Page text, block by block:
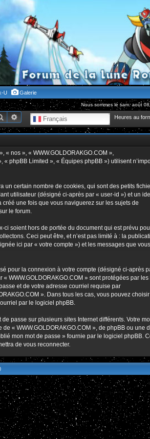
U Galerie
Nous sommes le sam. août
Heures au
Français
RechercherRecherche avancée
« nos », « WWW.GOLDORAKGO.COM »,
phpBB Limited », « Équipes phpBB ») utilisent
un certain nombre de cookies, qui sont des petits
utilisateur (désigné ci-après par « user-id ») et un
une fois que vous naviguerez sur les sujets de
le forum.
ci soient hors de portée du document qui est prévu
Ceci peut être, et n’est pas limité à : la
ici par « votre compte ») et les messages que
pour la connexion à votre compte (désigné ci-après
WWW.GOLDORAKGO.COM » sont protégées par les
et de votre adresse courriel requise par
». Dans tous les cas, vous pouvez
par le logiciel phpBB.
passe sur plusieurs sites Internet différents. Votre
« WWW.GOLDORAKGO.COM », de phpBB ou une
mon mot de passe » fournie par le logiciel phpBB.
de vous reconnecter.